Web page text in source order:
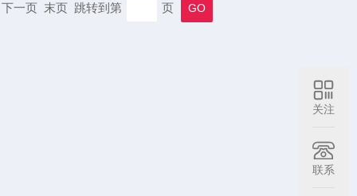
一页 末页 跳转到第 页
关注
联系